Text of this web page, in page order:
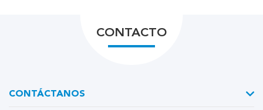
CONTACTO
CONTÁCTANOS